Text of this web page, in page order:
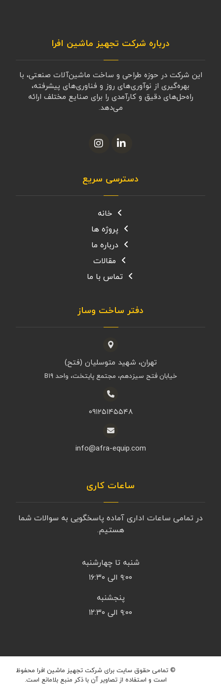
درباره شرکت تجهیز ماشین افرا
این شرکت در حوزه طراحی و ساخت ماشین‌آلات صنعتی، با
بهره‌گیری از نوآوری‌های روز و فناوری‌های پیشرفته،
راه‌حل‌های دقیق و کارآمدی را برای صنایع مختلف ارائه
می‌دهد.
دسترسی سریع
خانه
پروژه ها
درباره ما
مقالات
تماس با ما
دفتر ساخت وساز
تهران، شهید متوسلیان (فتح)
خیابان فتح سیزدهم، مجتمع پایتخت، واحد B۱۹
۰۹۱۲۵۱۴۵۵۴۸
info@afra-equip.com
ساعات کاری
در تمامی ساعات اداری آماده پاسخگویی به سوالات شما
هستیم.
شنبه تا چهارشنبه
۹:۰۰ الی ۱۶:۳۰
پنجشنبه
۹:۰۰ الی ۱۲:۳۰
© تمامی حقوق سایت برای شرکت تجهیز ماشین افرا محفوظ
است و استفاده از تصاویر آن با ذکر منبع بلامانع است.